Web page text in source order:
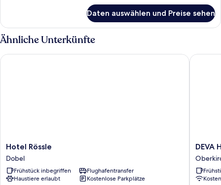
Daten auswählen und Preise sehen
Ähnliche Unterkünfte
Hotel
Rössle
Dobel
Hotel Rössle
Dobel
Frühstück inbegriffen
Flughafentransfer
Haustiere erlaubt
Kostenlose Parkplätze
Hotel Rössle
DEVA
Hotel
DEVA
DEVA